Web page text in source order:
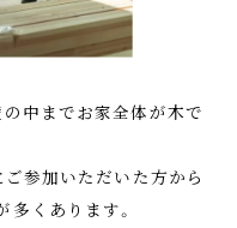
中までお家全体が木で
ご参加いただいた方から
くあります。